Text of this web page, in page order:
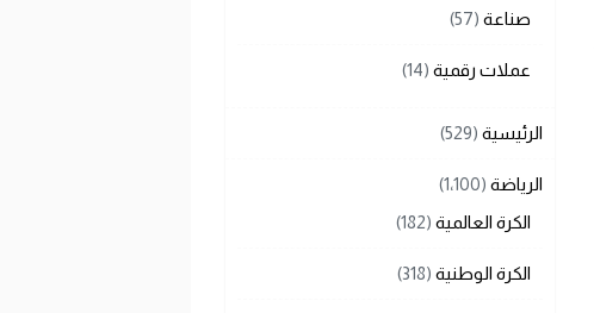
صناعة (57)
عملات رقمية (14)
الرئيسية (529)
الرياضة (1٬100)
الكرة العالمية (182)
الكرة الوطنية (318)